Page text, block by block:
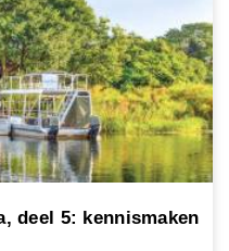
deel 5: kennismaken